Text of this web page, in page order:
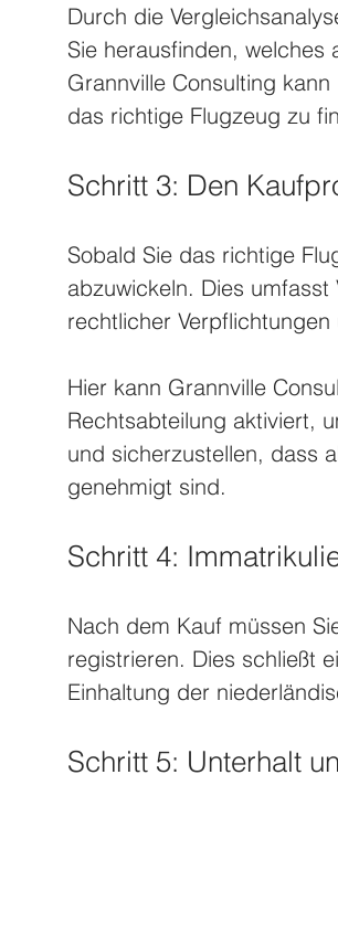
Durch die
Sie herausfinden,
Grannville Consulting
das richtige Flugzeug zu
Schritt 3: Den
Sobald Sie das richtige
abzuwickeln. Dies
rechtlicher
Hier kann Grannville
Rechtsabteilung aktiviert,
und sicherzustellen, dass
genehmigt sind.
Schritt 4:
Nach dem Kauf müssen
registrieren. Dies schließt
Einhaltung der
Schritt 5: Unterhalt